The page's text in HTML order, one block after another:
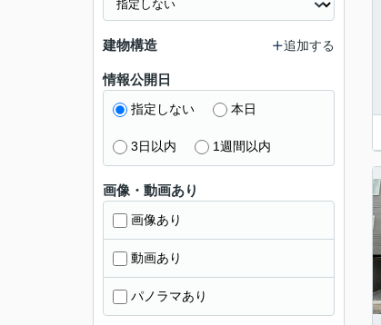
建物構造 追加する
情報公開日
指定しない 本日
3日以内 1週間以内
画像・動画あり
画像あり
動画あり
パノラマあり